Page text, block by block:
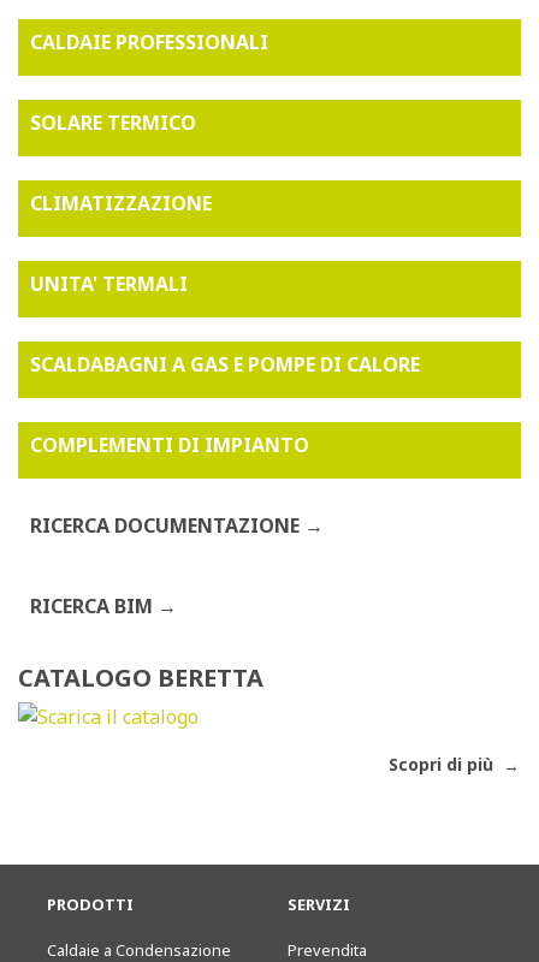
CALDAIE PROFESSIONALI
SOLARE TERMICO
CLIMATIZZAZIONE
UNITA' TERMALI
SCALDABAGNI A GAS E POMPE DI CALORE
COMPLEMENTI DI IMPIANTO
RICERCA DOCUMENTAZIONE
RICERCA BIM
CATALOGO BERETTA
Scopri di più
PRODOTTI
Caldaie a Condensazione
SERVIZI
Prevendita